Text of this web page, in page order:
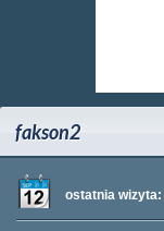
fakson2
ostatnia wizyta: